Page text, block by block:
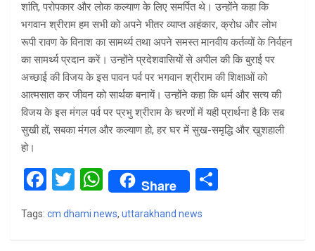
शांति, परोपकार और लोक कल्याण के लिए समर्पित थे। उन्होंने कहा कि
भगवान श्रीराम हम सभी को अपने भीतर व्याप्त अहंकार, क्रोध और लोभ
रूपी रावण के विनाश का सामर्थ्य तथा अपने समस्त मानवीय कर्तव्यों के निर्वहन
का सामर्थ्य प्रदान करें। उन्होंने प्रदेशवासियों से अपील की कि बुराई पर
अच्छाई की विजय के इस पावन पर्व पर भगवान श्रीराम की शिक्षाओं को
आत्मसात कर जीवन को सार्थक बनायें। उन्होंने कहा कि धर्म और सत्य की
विजय के इस मंगल पर्व पर प्रभु श्रीराम के चरणों में यही प्रार्थना है कि सब
सुखी हों, सबका मंगल और कल्याण हो, हर घर में सुख-समृद्धि और खुशहाली
हो।
F
ce
T
tt
W
h
at
Share
Tags: cm dhami news, uttarakhand news